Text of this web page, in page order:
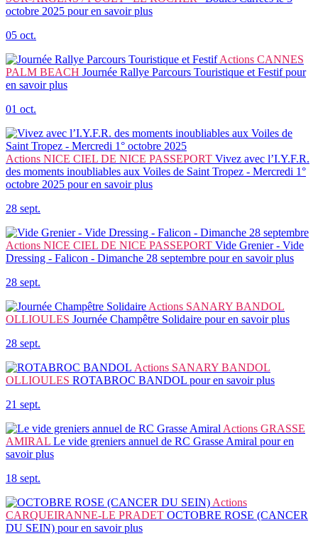
octobre 2025 pour en savoir plus
05 oct.
Actions CANNES
PALM BEACH Journée Rallye Parcours Touristique et Festif pour
en savoir plus
01 oct.
Actions NICE CIEL DE NICE PASSEPORT Vivez avec l’I.Y.F.R.
des moments inoubliables aux Voiles de Saint Tropez - Mercredi 1°
octobre 2025 pour en savoir plus
28 sept.
Actions NICE CIEL DE NICE PASSEPORT Vide Grenier - Vide
Dressing - Falicon - Dimanche 28 septembre pour en savoir plus
28 sept.
Actions SANARY BANDOL
OLLIOULES Journée Champêtre Solidaire pour en savoir plus
28 sept.
Actions SANARY BANDOL
OLLIOULES ROTABROC BANDOL pour en savoir plus
21 sept.
Actions GRASSE
AMIRAL Le vide greniers annuel de RC Grasse Amiral pour en
savoir plus
18 sept.
Actions
CARQUEIRANNE-LE PRADET OCTOBRE ROSE (CANCER
DU SEIN) pour en savoir plus